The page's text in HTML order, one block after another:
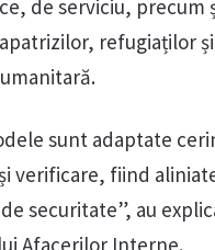
de serviciu, precum
refugiaților
sunt adaptate
verificare, fiind
securitate”, au
Afacerilor Interne.